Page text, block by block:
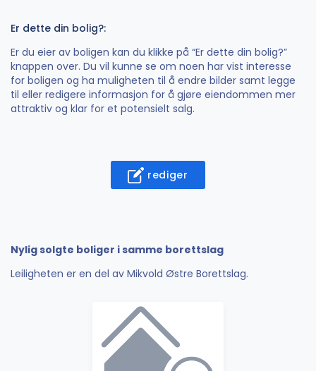
Er dette din bolig?:
Er du eier av boligen kan du klikke på “Er dette din bolig?”
knappen over. Du vil kunne se om noen har vist interesse
for boligen og ha muligheten til å endre bilder samt legge
til eller redigere informasjon for å gjøre eiendommen mer
attraktiv og klar for et potensielt salg.
rediger
Nylig solgte boliger i samme borettslag
Leiligheten er en del av Mikvold Østre Borettslag.